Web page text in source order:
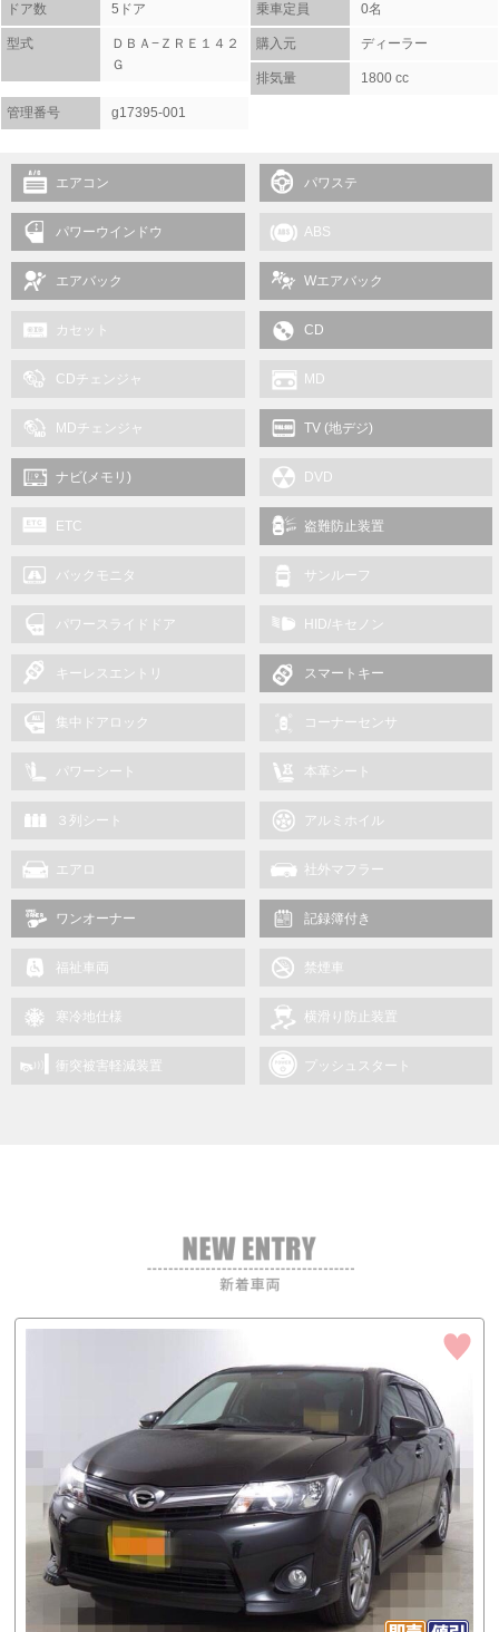
ドア数 5ドア 乗車定員 0名
型式
ＤＢＡ−ＺＲＥ１４２
Ｇ
購入元 ディーラー
排気量 1800 cc
管理番号 g17395-001
エアコン パワステ
パワーウインドウ ABS
エアバック Wエアバック
カセット CD
CDチェンジャ MD
MDチェンジャ TV (地デジ)
ナビ(メモリ) DVD
ETC 盗難防止装置
バックモニタ サンルーフ
パワースライドドア HID/キセノン
キーレスエントリ スマートキー
集中ドアロック コーナーセンサ
パワーシート 本革シート
３列シート アルミホイル
エアロ 社外マフラー
ワンオーナー 記録簿付き
福祉車両 禁煙車
寒冷地仕様 横滑り防止装置
衝突被害軽減装置 プッシュスタート